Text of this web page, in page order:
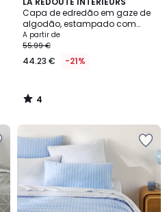
Capa de edredão em gaze de
algodão, estampado com
flores, RISETTI
A partir de
55.99 €
44.23 € -21%
/
5
4
/